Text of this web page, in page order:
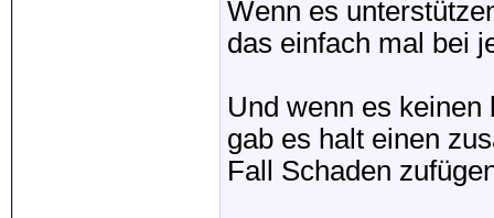
Wenn es
das einfach mal bei
Und wenn es
gab es halt einen
Fall Schaden